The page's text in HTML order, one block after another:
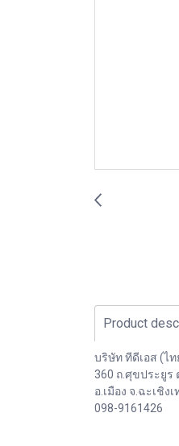
Product
บริษัท ทีดีเอส (ไ
360 ถ.ศุขประยูร
อ.เมือง จ.ฉะเชิง
098-9161426